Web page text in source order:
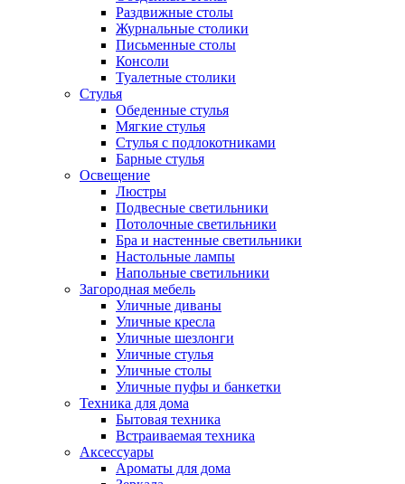
Раздвижные столы
Журнальные столики
Письменные столы
Консоли
Туалетные столики
Стулья
Обеденные стулья
Мягкие стулья
Стулья с подлокотниками
Барные стулья
Освещение
Люстры
Подвесные светильники
Потолочные светильники
Бра и настенные светильники
Настольные лампы
Напольные светильники
Загородная мебель
Уличные диваны
Уличные кресла
Уличные шезлонги
Уличные стулья
Уличные столы
Уличные пуфы и банкетки
Техника для дома
Бытовая техника
Встраиваемая техника
Аксессуары
Ароматы для дома